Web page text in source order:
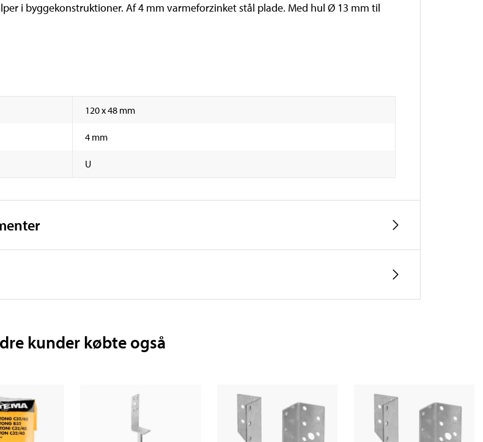
i byggekonstruktioner. Af 4 mm varmeforzinket stål plade. Med hul Ø 13 mm til
120 x 48 mm
4 mm
U
kunder købte også